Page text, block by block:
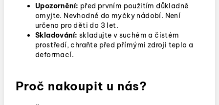
Upozornění: před prvním použitím důkladně
omyjte. Nevhodné do myčky nádobí. Není
určeno pro děti do 3 let.
Skladování: skladujte v suchém a čistém
prostředí, chraňte před přímými zdroji tepla a
deformací.
Proč nakoupit u nás?